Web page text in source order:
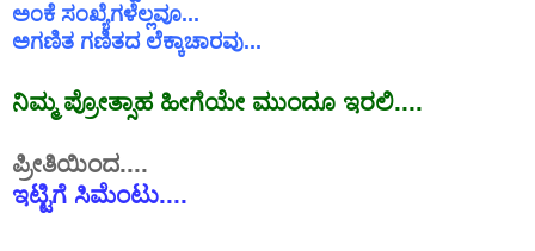
ಅಂಕೆ ಸಂಖ್ಯೆಗಳೆಲ್ಲವೂ...
ಅಗಣಿತ ಗಣಿತದ ಲೆಕ್ಕಾಚಾರವು...
ನಿಮ್ಮ ಪ್ರೋತ್ಸಾಹ ಹೀಗೆಯೇ ಮುಂದೂ ಇರಲಿ....
ಪ್ರೀತಿಯಿಂದ....
ಇಟ್ಟಿಗೆ ಸಿಮೆಂಟು....